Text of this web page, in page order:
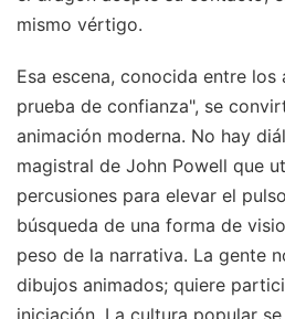
mismo vértigo.
Esa escena, conocida entre
prueba de confianza", se
animación moderna. No hay
magistral de John Powell que
percusiones para elevar el
búsqueda de una forma de
peso de la narrativa. La gente
dibujos animados; quiere
iniciación. La cultura popular